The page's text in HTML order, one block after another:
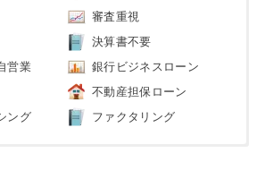
審査重視
決算書不要
営業 銀行ビジネスローン
不動産担保ローン
ング ファクタリング